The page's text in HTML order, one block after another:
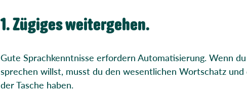
1. Zügiges weitergehen.
Gute Sprachkenntnisse erfordern Automatisierung. Wenn
sprechen willst, musst du den wesentlichen Wortschatz
der Tasche haben.